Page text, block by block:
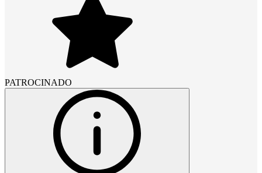
PATROCINADO